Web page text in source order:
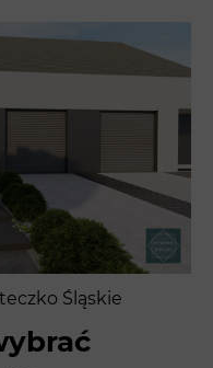
Śląskie